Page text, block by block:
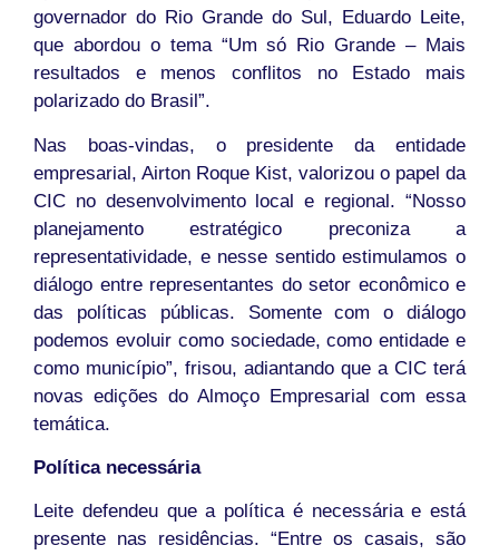
governador do Rio Grande do Sul, Eduardo Leite,
que abordou o tema “Um só Rio Grande – Mais
resultados e menos conflitos no Estado mais
polarizado do Brasil”.
Nas boas-vindas, o presidente da entidade
empresarial, Airton Roque Kist, valorizou o papel da
CIC no desenvolvimento local e regional. “Nosso
planejamento estratégico preconiza a
representatividade, e nesse sentido estimulamos o
diálogo entre representantes do setor econômico e
das políticas públicas. Somente com o diálogo
podemos evoluir como sociedade, como entidade e
como município”, frisou, adiantando que a CIC terá
novas edições do Almoço Empresarial com essa
temática.
Política necessária
Leite defendeu que a política é necessária e está
presente nas residências. “Entre os casais, são